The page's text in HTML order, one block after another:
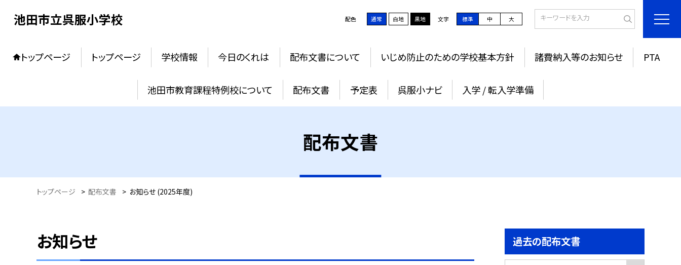
池田市立呉服小学校 配色 通常 白地 黒地 文字 標準 中 大
トップページ トップページ 学校情報 今日のくれは 配布文書について いじめ防止のための学校基本方針 諸費納入等のお知らせ PTA
池田市教育課程特例校について 配布文書 予定表 呉服小ナビ 入学 / 転入学準備
配布文書
トップページ > 配布文書 > お知らせ (2025年度)
お知らせ 過去の配布文書